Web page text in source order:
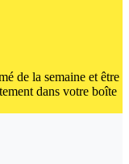
de la semaine et être
dans votre boîte